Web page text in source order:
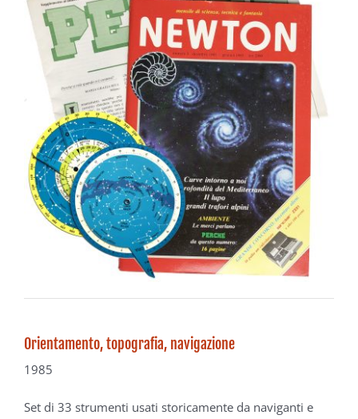
Orientamento, topografia, navigazione
1985
Set di 33 strumenti usati storicamente da naviganti e